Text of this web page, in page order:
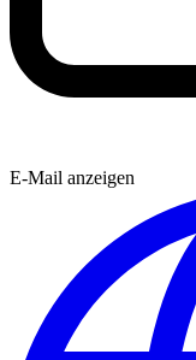
E-Mail anzeigen